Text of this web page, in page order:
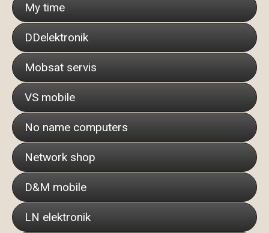
My time
DDelektronik
Mobsat servis
VS mobile
No name computers
Network shop
D&M mobile
LN elektronik